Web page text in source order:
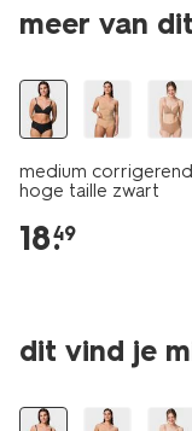
meer van dit
medium
hoge taille zwart
18.
49
dit vind je